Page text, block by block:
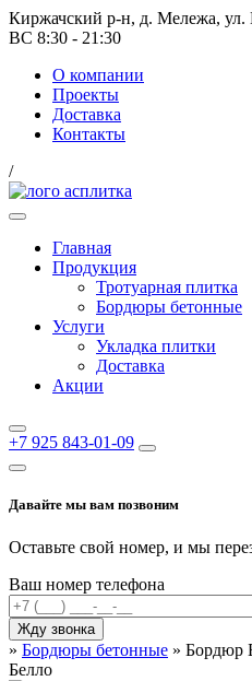
Киржачский р-н, д. Мележа, ул.
ВС 8:30 - 21:30
О компании
Проекты
Доставка
Контакты
/
Главная
Продукция
Тротуарная плитка
Бордюры бетонные
Услуги
Укладка плитки
Доставка
Акции
+7 925 843-01-09
Давайте мы вам позвоним
Оставьте свой номер, и мы
Ваш номер телефона
» Бордюры бетонные » Бордюр
Белло